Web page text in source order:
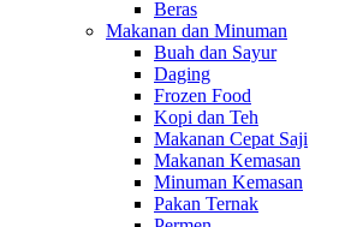
Beras
Makanan dan Minuman
Buah dan Sayur
Daging
Frozen Food
Kopi dan Teh
Makanan Cepat Saji
Makanan Kemasan
Minuman Kemasan
Pakan Ternak